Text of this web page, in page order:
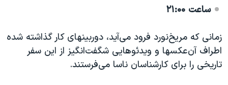
ساعت ۲۱:۰۰
زمانی که مریخ‌نورد فرود می‌آید، دوربینهای کار گذاشته شده
اطراف آن‌عکسها و ویدئوهایی شگفت‌انگیز از این سفر
تاریخی را برای کارشناسان ناسا می‌فرستند.